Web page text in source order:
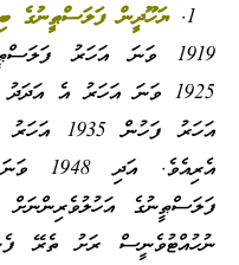
ޔަހޫދީން ފަލަސްޠީނުގެ
ފަލަސްޠީނުގެ
ނުހުއްޓުވެނީސް ރަށު ތެރޭ